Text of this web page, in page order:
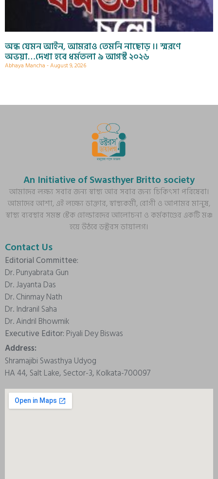
অন্ধ যেমন আইন, আমরাও তেমনি নাছোড় ।। স্মরণে
অভয়া…দেখা হবে ধর্মতলা ৯ আগস্ট ২০২৬
Abhaya Mancha August 9, 2026
An Initiative of Swasthyer Britto society
আমাদের লক্ষ্য সবার জন্য স্বাস্থ্য আর সবার জন্য চিকিৎসা পরিষেবা।
আমাদের আশা, এই লক্ষ্যে ডাক্তার, স্বাস্থ্যকর্মী, রোগী ও আপামর মানুষ,
স্বাস্থ্য ব্যবস্থার সমস্ত স্টেক হোল্ডারদের আলোচনা ও কর্মকাণ্ডের একটি মঞ্চ
হয়ে উঠবে ডক্টরস ডায়ালগ।
Contact Us
Editorial Committee:
Dr. Punyabrata Gun
Dr. Jayanta Das
Dr. Chinmay Nath
Dr. Indranil Saha
Dr. Aindril Bhowmik
Executive Editor: Piyali Dey Biswas
Address:
Shramajibi Swasthya Udyog
HA 44, Salt Lake, Sector-3, Kolkata-700097